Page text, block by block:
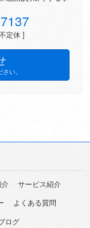
定休 ]
い。
サービス紹介
よくある質問
ログ